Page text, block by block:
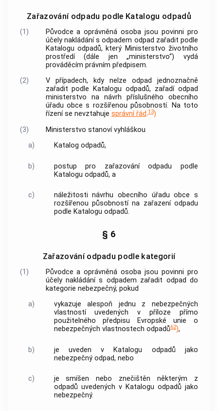
Zařazování odpadu podle Katalogu odpadů
(1)
Původce a oprávněná osoba jsou povinni pro
účely nakládání s odpadem odpad zařadit podle
Katalogu odpadů, který Ministerstvo životního
prostředí (dále jen „ministerstvo“) vydá
prováděcím právním předpisem.
(2)
V případech, kdy nelze odpad jednoznačně
zařadit podle Katalogu odpadů, zařadí odpad
ministerstvo na návrh příslušného obecního
úřadu obce s rozšířenou působností. Na toto
řízení se nevztahuje správní řád.13)
(3)
Ministerstvo stanoví vyhláškou
a)
Katalog odpadů,
b)
postup pro zařazování odpadu podle
Katalogu odpadů, a
c) náležitosti návrhu obecního úřaduobce s
rozšířenou působností na zařazení odpadu
podle Katalogu odpadů.
§ 6
Zařazování odpadu podle kategorií
(1) Původce aoprávněná osoba jsou povinni pro
účely nakládání s odpadem zařadit odpad do
kategorie nebezpečný, pokud
a)
vykazuje alespoň jednu z nebezpečných
vlastností uvedených v příloze přímo
použitelného předpisu Evropské unie o
nebezpečných vlastnostech odpadů62),
b)
je uveden v Katalogu odpadů jako
nebezpečný odpad, nebo
c)
je smíšen nebo znečištěn některým z
odpadů uvedených v Katalogu odpadů jako
nebezpečný.